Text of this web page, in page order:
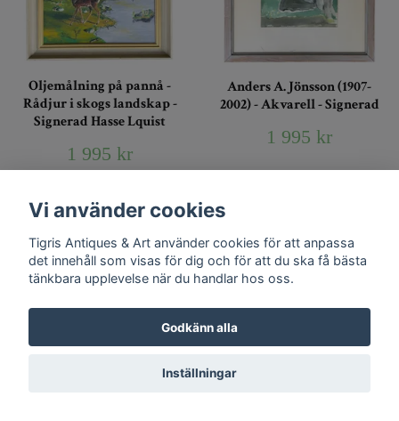
Oljemålning på pannå -
Rådjur i skogs landskap -
Signerad Hasse Lquist
1 995 kr
Anders A. Jönsson (1907-
2002) - Akvarell - Signerad
1 995 kr
Anders A. Jönsson (1907-
Rembrandt (1606-1669) -
Vi använder cookies
Tigris Antiques & Art använder cookies för att anpassa
det innehåll som visas för dig och för att du ska få bästa
tänkbara upplevelse när du handlar hos oss.
Godkänn alla
Inställningar